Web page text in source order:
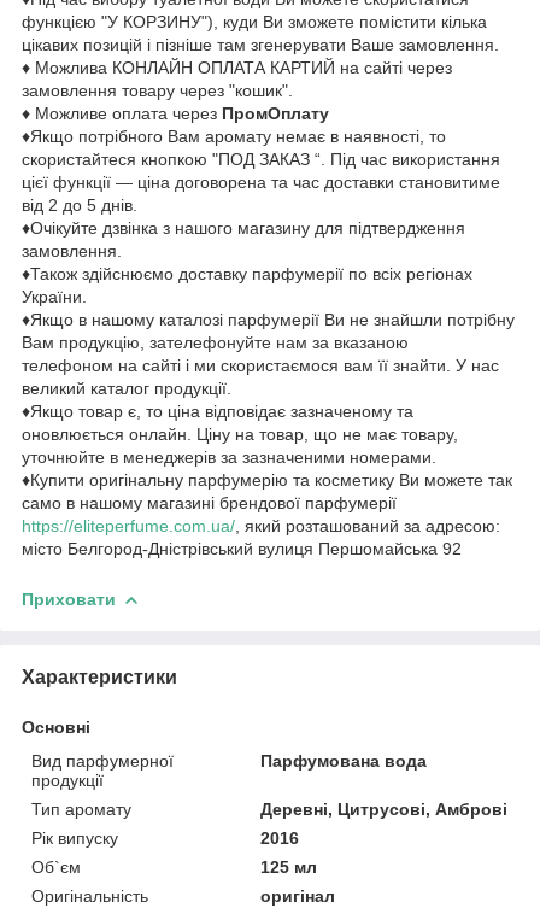
функцією "У КОРЗИНУ"), куди Ви зможете помістити кілька
цікавих позицій і пізніше там згенерувати Ваше замовлення.
♦ Можлива КОНЛАЙН ОПЛАТА КАРТИЙ на сайті через
замовлення товару через "кошик".
♦ Можливе оплата через ПромОплату
♦Якщо потрібного Вам аромату немає в наявності, то
скористайтеся кнопкою "ПОД ЗАКАЗ “. Під час використання
цієї функції — ціна договорена та час доставки становитиме
від 2 до 5 днів.
♦Очікуйте дзвінка з нашого магазину для підтвердження
замовлення.
♦Також здійснюємо доставку парфумерії по всіх регіонах
України.
♦Якщо в нашому каталозі парфумерії Ви не знайшли потрібну
Вам продукцію, зателефонуйте нам за вказаною
телефоном на сайті і ми скористаємося вам її знайти. У нас
великий каталог продукції.
♦Якщо товар є, то ціна відповідає зазначеному та
оновлюється онлайн. Ціну на товар, що не має товару,
уточнюйте в менеджерів за зазначеними номерами.
♦Купити оригінальну парфумерію та косметику Ви можете так
само в нашому магазині брендової парфумерії
https://eliteperfume.com.ua/ , який розташований за адресою:
місто Белгород-Дністрівський вулиця Першомайська 92
Приховати
Характеристики
Основні
Вид парфумерної
продукції
Парфумована вода
Тип аромату
Деревні, Цитрусові, Амброві
Рік випуску
2016
Об`єм
125 мл
Оригінальність
оригінал